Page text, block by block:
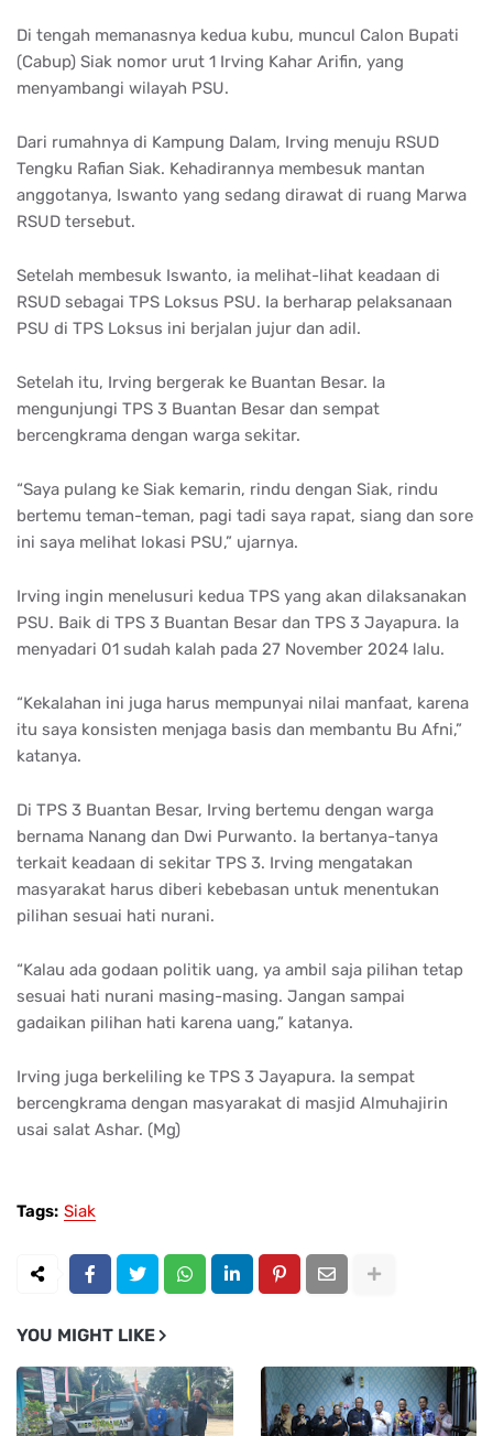
Di tengah memanasnya kedua kubu, muncul Calon Bupati
(Cabup) Siak nomor urut 1 Irving Kahar Arifin, yang
menyambangi wilayah PSU.
Dari rumahnya di Kampung Dalam, Irving menuju RSUD
Tengku Rafian Siak. Kehadirannya membesuk mantan
anggotanya, Iswanto yang sedang dirawat di ruang Marwa
RSUD tersebut.
Setelah membesuk Iswanto, ia melihat-lihat keadaan di
RSUD sebagai TPS Loksus PSU. Ia berharap pelaksanaan
PSU di TPS Loksus ini berjalan jujur dan adil.
Setelah itu, Irving bergerak ke Buantan Besar. Ia
mengunjungi TPS 3 Buantan Besar dan sempat
bercengkrama dengan warga sekitar.
“Saya pulang ke Siak kemarin, rindu dengan Siak, rindu
bertemu teman-teman, pagi tadi saya rapat, siang dan sore
ini saya melihat lokasi PSU,” ujarnya.
Irving ingin menelusuri kedua TPS yang akan dilaksanakan
PSU. Baik di TPS 3 Buantan Besar dan TPS 3 Jayapura. Ia
menyadari 01 sudah kalah pada 27 November 2024 lalu.
“Kekalahan ini juga harus mempunyai nilai manfaat, karena
itu saya konsisten menjaga basis dan membantu Bu Afni,”
katanya.
Di TPS 3 Buantan Besar, Irving bertemu dengan warga
bernama Nanang dan Dwi Purwanto. Ia bertanya-tanya
terkait keadaan di sekitar TPS 3. Irving mengatakan
masyarakat harus diberi kebebasan untuk menentukan
pilihan sesuai hati nurani.
“Kalau ada godaan politik uang, ya ambil saja pilihan tetap
sesuai hati nurani masing-masing. Jangan sampai
gadaikan pilihan hati karena uang,” katanya.
Irving juga berkeliling ke TPS 3 Jayapura. Ia sempat
bercengkrama dengan masyarakat di masjid Almuhajirin
usai salat Ashar. (Mg)
Tags: Siak
YOU MIGHT LIKE